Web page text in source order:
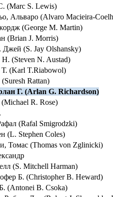
(Marc S. Lewis)
Альваро (Alvaro Macieira-
(George M. Martin)
(Brian J. Morris)
(S. Jay Olshansky)
(Steven N. Austad)
(Karl T.Riabowol)
Rattan)
Г. (Arlan G. Richardson)
R. Rose)
(Rafal Smigrodzki)
(L. Stephen Coles)
Томас (Thomas von Zglinicki)
(S. Mitchell Harman)
Б. (Christopher B. Heward)
(Antonei B. Csoka)